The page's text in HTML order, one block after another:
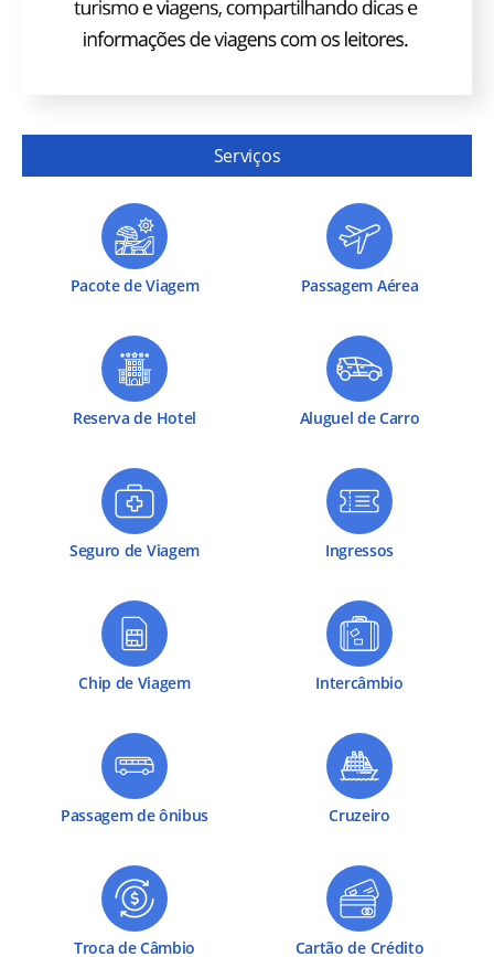
Serviços
Pacote de Viagem Passagem Aérea
Reserva de Hotel Aluguel de Carro
Seguro de Viagem Ingressos
Chip de Viagem Intercâmbio
Passagem de ônibus Cruzeiro
Troca de Câmbio Cartão de Crédito